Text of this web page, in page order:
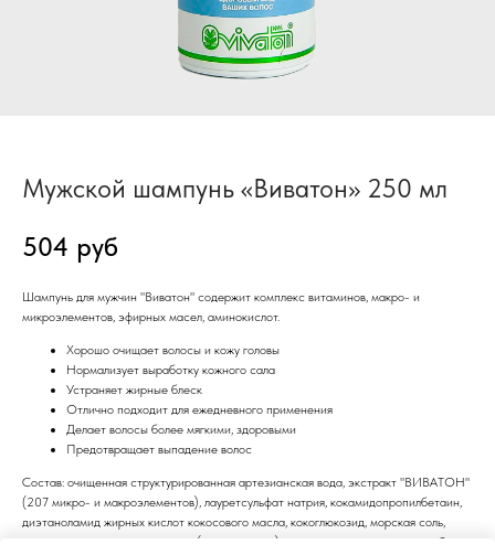
Мужской шампунь «Виватон» 250 мл
504 руб
Шампунь для мужчин "Виватон" содержит комплекс витаминов, макро- и
микроэлементов, эфирных масел, аминокислот.
Хорошо очищает волосы и кожу головы
Нормализует выработку кожного сала
Устраняет жирные блеск
Отлично подходит для ежедневного применения
Делает волосы более мягкими, здоровыми
Предотвращает выпадение волос
Состав: очищенная структурированная артезианская вода, экстракт "ВИВАТОН"
(207 микро- и макроэлементов), лауретсульфат натрия, кокамидопропилбетаин,
диэтаноламид жирных кислот кокосового масла, кокоглюкозид, морская соль,
лимонная кислота, натуральная (орагническая) ароматическая композиция, 2-